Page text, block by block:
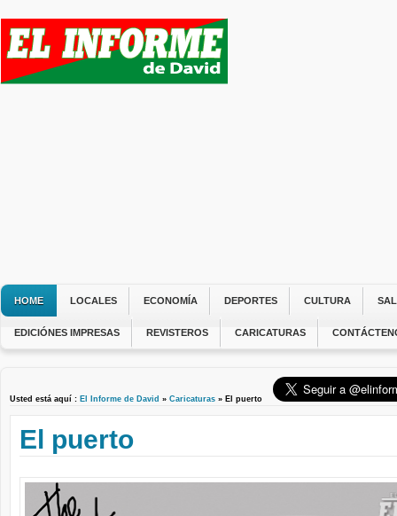
HOME LOCALES ECONOMÍA DEPORTES CULTURA
EDICIÓNES IMPRESAS REVISTEROS CARICATURAS
Usted está aquí : El Informe de David » Caricaturas » El puerto
El puerto